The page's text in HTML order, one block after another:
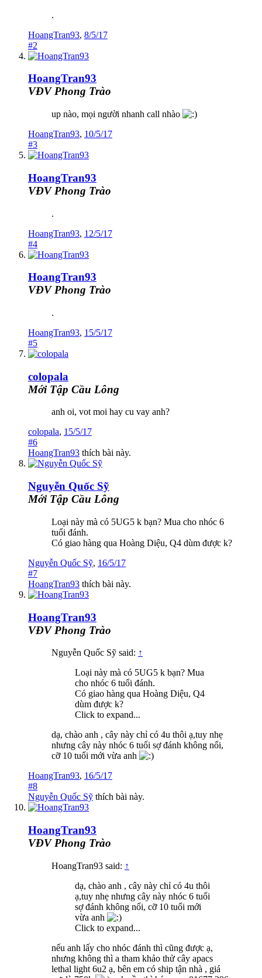
.
HoangTran93, 8/5/17
#2
HoangTran93
VĐV Phong Trào
up nào, mọi người nhanh call nhào
HoangTran93, 10/5/17
#3
HoangTran93
VĐV Phong Trào
.
HoangTran93, 12/5/17
#4
HoangTran93
VĐV Phong Trào
.
HoangTran93, 15/5/17
#5
colopala
Mới Tập Cầu Lông
anh oi, vot moi hay cu vay anh?
colopala, 15/5/17
#6
HoangTran93 thích bài này.
Nguyễn Quốc Sỹ
Mới Tập Cầu Lông
Loại này mà có 5UG5 k bạn? Mua cho nhóc 6
tuổi đánh.
Có giao hàng qua Hoàng Diệu, Q4 dùm được k?
Nguyễn Quốc Sỹ, 16/5/17
#7
HoangTran93 thích bài này.
HoangTran93
VĐV Phong Trào
Nguyễn Quốc Sỹ said: ↑
Loại này mà có 5UG5 k bạn? Mua
cho nhóc 6 tuổi đánh.
Có giao hàng qua Hoàng Diệu, Q4
dùm được k?
Click to expand...
dạ, chào anh , cây này chỉ có 4u thôi ạ,tuy nhẹ
nhưng cây này nhóc 6 tuổi sợ đánh không nổi,
cỡ 10 tuổi mới vừa anh
HoangTran93, 16/5/17
#8
Nguyễn Quốc Sỹ thích bài này.
HoangTran93
VĐV Phong Trào
HoangTran93 said: ↑
dạ, chào anh , cây này chỉ có 4u thôi
ạ,tuy nhẹ nhưng cây này nhóc 6 tuổi
sợ đánh không nổi, cỡ 10 tuổi mới
vừa anh
Click to expand...
nếu anh lấy cho nhóc đánh thì cũng được ạ,
nhưng không thì a tham khảo thử cây apacs
lethal light 6u2 ạ, bên em có ship tận nhà , giá